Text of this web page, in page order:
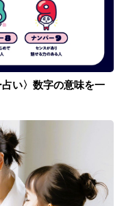
占い〉数字の意味を一